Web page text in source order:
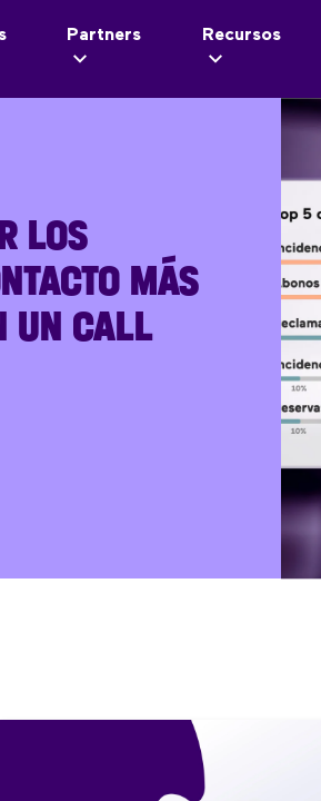
Partners Recursos
LOS
MÁS
UN CALL